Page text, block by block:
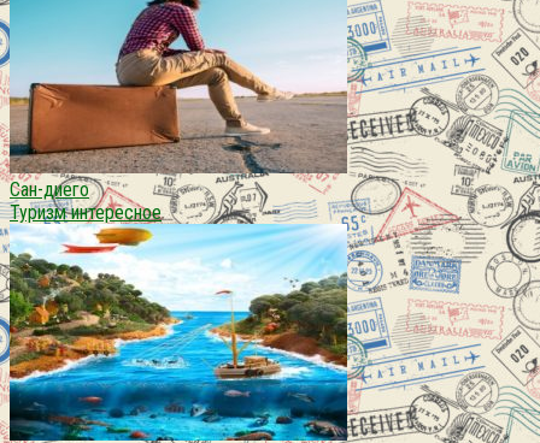
Сан-диего
Туризм интересное